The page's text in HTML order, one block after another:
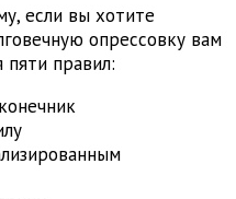
если вы хотите
опрессовку вам
правил: